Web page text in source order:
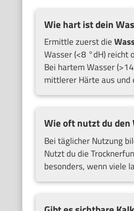
Wie hart ist dein
Ermittle zuerst die
Wasser (<8 °dH) reicht
Bei hartem Wasser
mittlerer Härte aus und
Wie oft nutzt du den
Bei täglicher Nutzung
Nutzt du die
besonders, wenn viele